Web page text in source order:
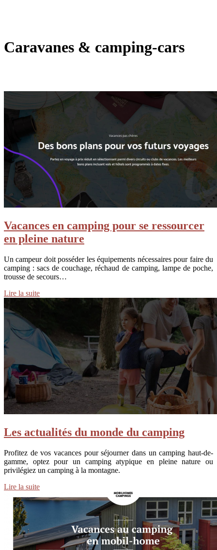
Caravanes & camping-cars
Vacances en camping pour se ressourcer
en pleine nature
Un campeur doit posséder les équipements nécessaires pour faire du
camping : sacs de couchage, réchaud de camping, lampe de poche,
trousse de secours…
Lire la suite
Les actualités du monde du camping
Profitez de vos vacances pour séjourner dans un camping haut-de-
gamme, optez pour un camping atypique en pleine nature ou
privilégiez un camping à la montagne.
Lire la suite